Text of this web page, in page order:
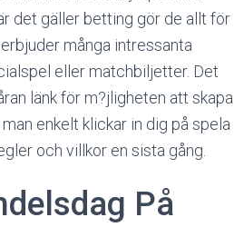
det gäller betting gör de allt för
många intressanta
eller matchbiljetter. Det
länk för m?jligheten att skapa
enkelt klickar in dig på spela
och villkor en sista gång.
På